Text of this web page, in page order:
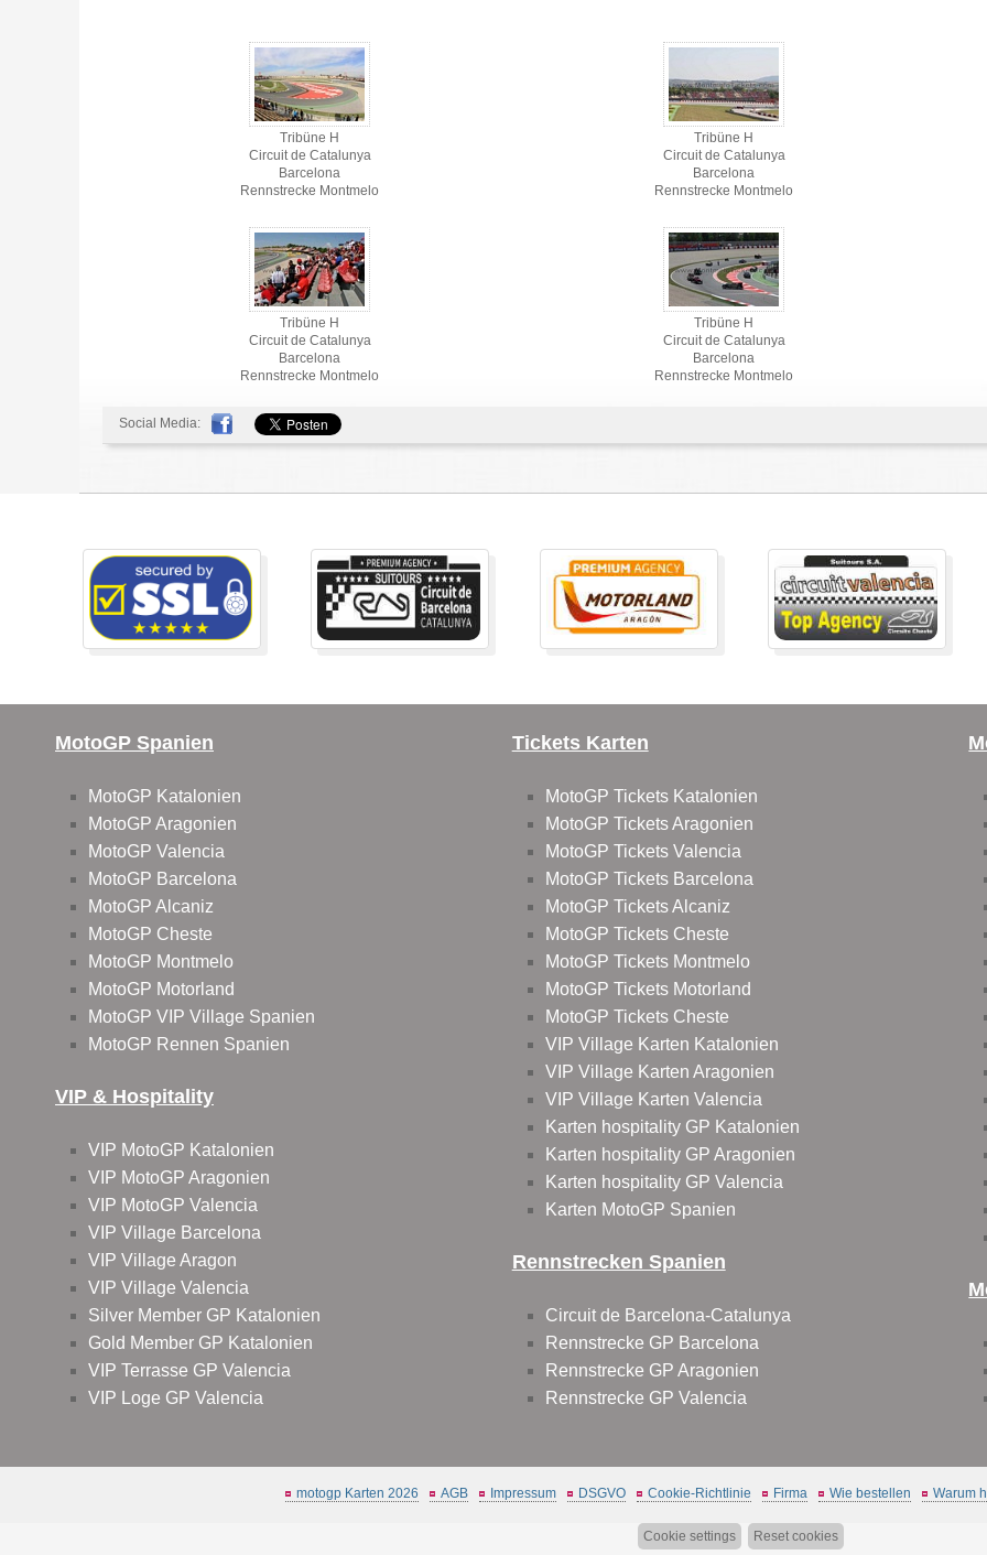
Tribüne H
Circuit de Catalunya
Barcelona
Rennstrecke Montmelo
Tribüne H
Circuit de Catalunya
Barcelona
Rennstrecke Montmelo
Tribüne H
Circuit de Catalunya
Barcelona
Rennstrecke Montmelo
Tribüne H
Circuit de Catalunya
Barcelona
Rennstrecke Montmelo
Social Media:
MotoGP Spanien
MotoGP Katalonien
MotoGP Aragonien
MotoGP Valencia
MotoGP Barcelona
MotoGP Alcaniz
MotoGP Cheste
MotoGP Montmelo
MotoGP Motorland
MotoGP VIP Village Spanien
MotoGP Rennen Spanien
VIP & Hospitality
VIP MotoGP Katalonien
VIP MotoGP Aragonien
VIP MotoGP Valencia
VIP Village Barcelona
VIP Village Aragon
VIP Village Valencia
Silver Member GP Katalonien
Gold Member GP Katalonien
VIP Terrasse GP Valencia
VIP Loge GP Valencia
Tickets Karten
MotoGP Tickets Katalonien
MotoGP Tickets Aragonien
MotoGP Tickets Valencia
MotoGP Tickets Barcelona
MotoGP Tickets Alcaniz
MotoGP Tickets Cheste
MotoGP Tickets Montmelo
MotoGP Tickets Motorland
MotoGP Tickets Cheste
VIP Village Karten Katalonien
VIP Village Karten Aragonien
VIP Village Karten Valencia
Karten hospitality GP Katalonien
Karten hospitality GP Aragonien
Karten hospitality GP Valencia
Karten MotoGP Spanien
Rennstrecken Spanien
Circuit de Barcelona-Catalunya
Rennstrecke GP Barcelona
Rennstrecke GP Aragonien
Rennstrecke GP Valencia
motogp Karten 2026 AGB Impressum DSGVO Cookie-Richtlinie Firma Wie bestellen Warum
Cookie settings Reset cookies